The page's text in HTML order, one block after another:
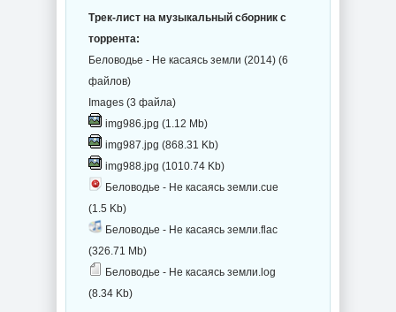
Трек-лист на музыкальный сборник с
торрента:
Беловодье - Не касаясь земли (2014) (6
файлов)
Images (3 файла)
img986.jpg (1.12 Mb)
img987.jpg (868.31 Kb)
img988.jpg (1010.74 Kb)
Беловодье - Не касаясь земли.cue
(1.5 Kb)
Беловодье - Не касаясь земли.flac
(326.71 Mb)
Беловодье - Не касаясь земли.log
(8.34 Kb)